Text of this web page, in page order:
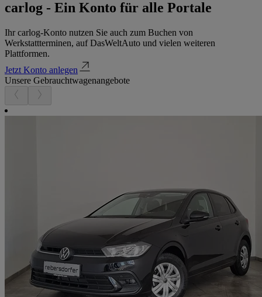
carlog - Ein Konto für alle Portale
Ihr carlog-Konto nutzen Sie auch zum Buchen von
Werkstattterminen, auf DasWeltAuto und vielen weiteren
Plattformen.
Jetzt Konto anlegen
Unsere Gebrauchtwagenangebote